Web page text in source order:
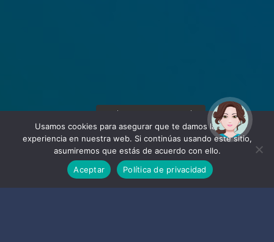
Usamos cookies para asegurar que te damos la mejor
experiencia en nuestra web. Si continúas usando este sitio,
asumiremos que estás de acuerdo con ello.
Aceptar
Política de privacidad
¡Hola! Soy Noy. ¿Puedo
ayudarte?